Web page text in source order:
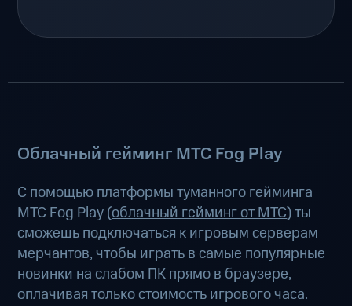
Облачный гейминг МТС Fog Play
С помощью платформы туманного гейминга
МТС Fog Play (облачный гейминг от МТС) ты
сможешь подключаться к игровым серверам
мерчантов, чтобы играть в самые популярные
новинки на слабом ПК прямо в браузере,
оплачивая только стоимость игрового часа.